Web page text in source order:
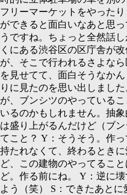
フリーマーケットをやった
ができると面白いなあと思
うですね。ちょっと全然話
くにある渋谷区の区庁舎が
が、そこで行われるさよな
を見せてて、面白そうなか
りに見たのを思い出しまし
が、ブンシツのやっている
いるのかもしれません。抽
は盛り上がるんだけど（ブ
てこと？ Y： そうそう。作
持たれなくて、終わるとき
ど、この建物のやってること
ど。作る前にね。 Y： 逆に
よう（笑） S： できたあとに